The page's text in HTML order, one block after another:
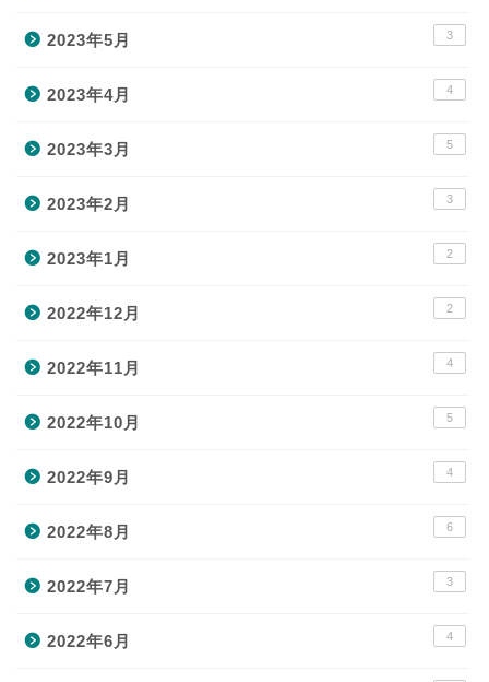
2023年5月 3
2023年4月 4
2023年3月 5
2023年2月 3
2023年1月 2
2022年12月 2
2022年11月 4
2022年10月 5
2022年9月 4
2022年8月 6
2022年7月 3
2022年6月 4